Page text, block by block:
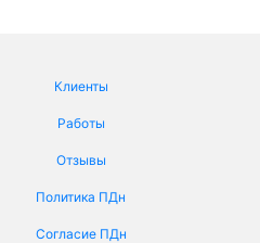
Меню в подвале
Клиенты
Работы
Отзывы
Политика ПДн
Согласие ПДн